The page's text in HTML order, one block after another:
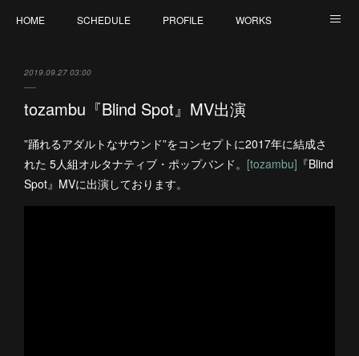
HOME SCHEDULE PROFILE WORKS
2019.09.27 03:00
tozambu『Blind Spot』MV出演
”踊れるアダルトなサウンド”をコンセプトに2017年に結成さ
れた 5人組オルタナティブ・ポップバンド。 [tozambu] 『Blind
Spot』MVに出演しております。